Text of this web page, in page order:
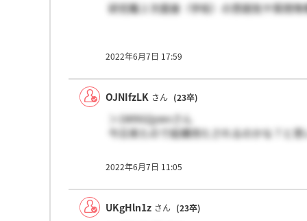
研究職２次面接（学術）の雰囲気や質問
2022年6月7日 17:59
OJNIfzLK さん (23卒)
＞1W9GQywvさん
今日来たので結構待たされるのかな？と
2022年6月7日 11:05
UKgHln1z さん (23卒)